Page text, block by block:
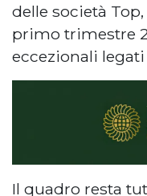
delle società
primo trimestre
eccezionali
Il quadro resta